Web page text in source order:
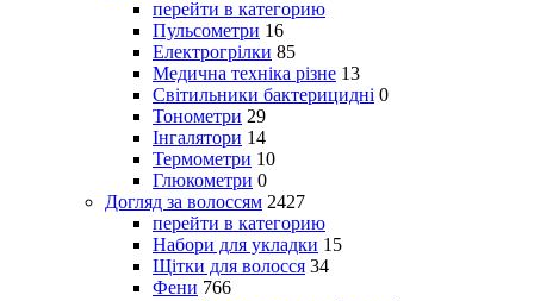
перейти в категорию
Пульсометри 16
Електрогрілки 85
Медична техніка різне 13
Світильники бактерицидні 0
Тонометри 29
Інгалятори 14
Термометри 10
Глюкометри 0
Догляд за волоссям 2427
перейти в категорию
Набори для укладки 15
Щітки для волосся 34
Фени 766